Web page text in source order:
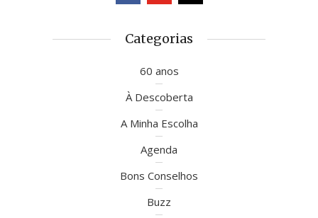
Categorias
60 anos
À Descoberta
A Minha Escolha
Agenda
Bons Conselhos
Buzz